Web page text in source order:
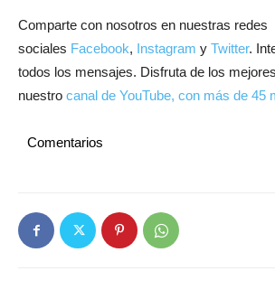
Comparte con nosotros en nuestras redes
sociales Facebook, Instagram y Twitter.
todos los mensajes. Disfruta de los
nuestro canal de YouTube, con más de 45
Comentarios